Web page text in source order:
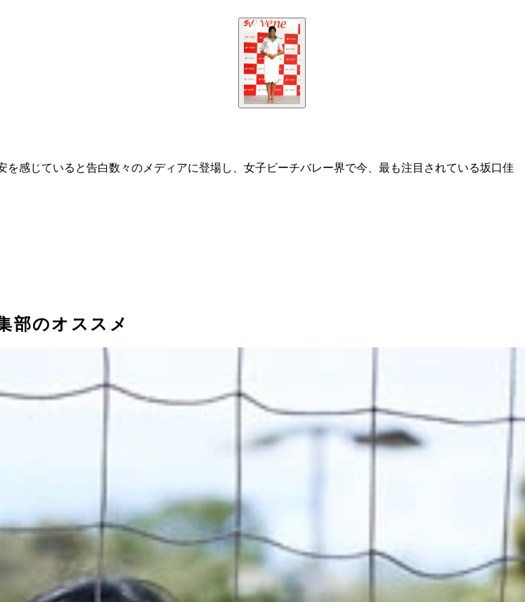
一番不安を感じていると告白
感じていると告白数々のメディアに登場し、女子ビーチバレー界で今、最も注目されている坂口佳
部のオススメ